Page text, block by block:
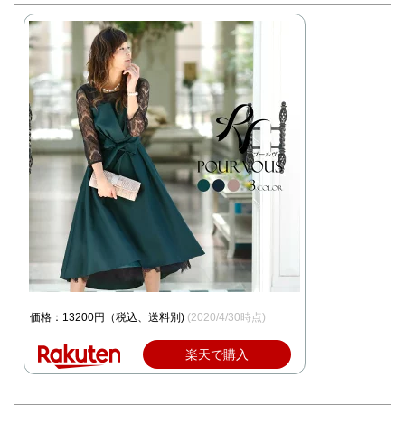
価格：13200円（税込、送料別) (2020/4/30時点)
楽天で購入